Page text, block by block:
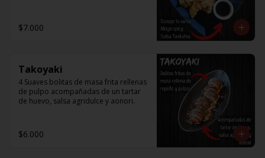
$7.000
Takoyaki
4 Suaves bolitas de masa frita rellenas
de pulpo acompañadas de un tartar
de huevo, salsa agridulce y aonori.
$6.000